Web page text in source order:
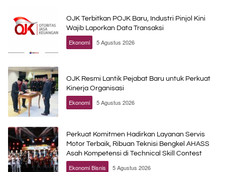
OJK Terbitkan POJK Baru, Industri Pinjol Kini
Wajib Laporkan Data Transaksi
Ekonomi 5 Agustus 2026
OJK Resmi Lantik Pejabat Baru untuk Perkuat
Kinerja Organisasi
Ekonomi 5 Agustus 2026
Perkuat Komitmen Hadirkan Layanan Servis
Motor Terbaik, Ribuan Teknisi Bengkel AHASS
Asah Kompetensi di Technical Skill Contest
Ekonomi Bisnis 5 Agustus 2026